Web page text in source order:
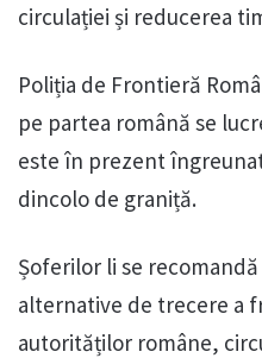
circulației și reducerea
Poliția de Frontieră
pe partea română se
este în prezent
dincolo de graniță.
Șoferilor li se
alternative de trecere a
autorităților române,